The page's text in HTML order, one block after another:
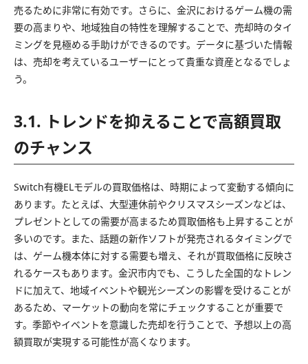
売るために非常に有効です。さらに、金沢におけるゲーム機の需
要の高まりや、地域独自の特性を理解することで、売却時のタイ
ミングを見極める手助けができるのです。データに基づいた情報
は、売却を考えているユーザーにとって貴重な資産となるでしょ
う。
3.1. トレンドを抑えることで高額買取
のチャンス
Switch有機ELモデルの買取価格は、時期によって変動する傾向に
あります。たとえば、大型連休前やクリスマスシーズンなどは、
プレゼントとしての需要が高まるため買取価格も上昇することが
多いのです。また、話題の新作ソフトが発売されるタイミングで
は、ゲーム機本体に対する需要も増え、それが買取価格に反映さ
れるケースもあります。金沢市内でも、こうした全国的なトレン
ドに加えて、地域イベントや観光シーズンの影響を受けることが
あるため、マーケットの動向を常にチェックすることが重要で
す。季節やイベントを意識した売却を行うことで、予想以上の高
額買取が実現する可能性が高くなります。